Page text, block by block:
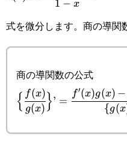
\sin\cfrac{\pi x}
{2}}{1-x}
1 − x
式を微分します。商の導関
商の導関数の公式
\Big\{\cfrac{f(x)}
f(x)g'(x)}{\{g(x)\}^2}
{ g(x)
f(x) }’ =
{g(x
f′(x)g(x) −